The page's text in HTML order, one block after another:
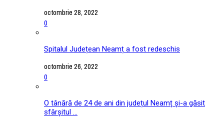
octombrie 28, 2022
0
Spitalul Județean Neamț a fost redeschis
octombrie 26, 2022
0
O tânără de 24 de ani din județul Neamț și-a găsit
sfârșitul ...